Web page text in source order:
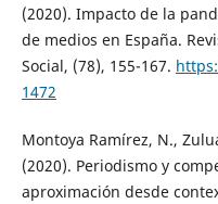
(2020). Impacto de la
de medios en España.
Social, (78), 155-167.
1472
Montoya Ramírez, N.,
(2020). Periodismo y
aproximación desde